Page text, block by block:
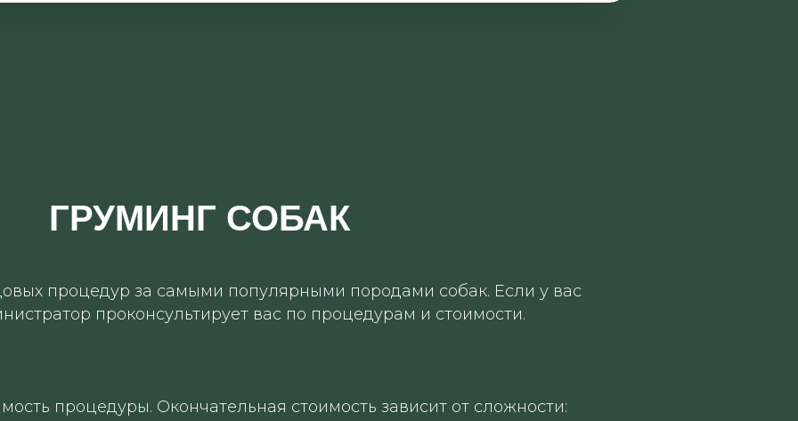
ГРУМИНГ СОБАК
процедур за самыми популярными породами собак. Если у вас
проконсультирует вас по процедурам и стоимости.
процедуры. Окончательная стоимость зависит от сложности: